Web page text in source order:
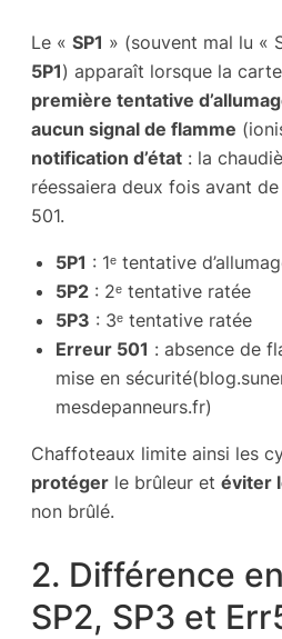
Le « SP1 » (souvent mal lu «
5P1) apparaît lorsque la
première tentative
aucun signal de flamme
notification d’état : la
réessaiera deux fois avant
501.
5P1 : 1ᵉ tentative
5P2 : 2ᵉ tentative ratée
5P3 : 3ᵉ tentative ratée
Erreur 501 : absence de
mise en sécurité(
mesdepanneurs.fr)
Chaffoteaux limite ainsi les
protéger le brûleur et éviter
non brûlé.
2. Différence
SP2, SP3 et